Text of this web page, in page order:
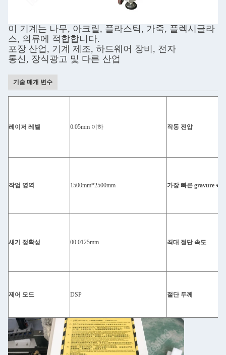
이 기계는 나무, 아크릴, 플라스틱, 가죽, 플렉시글라
스, 의류에 적합합니다.
포장 산업, 기계 제조, 하드웨어 장비, 전자
통신, 장식광고 및 다른 산업
기술 매개 변수
레이저 레벨 0.05mm 이하 작동 전압
작업 영역 1500mm*2500mm 가장 빠른 gravure 속
새기 정확성 00.0125mm 최대 절단 속도
제어 모드 DSP 절단 두께